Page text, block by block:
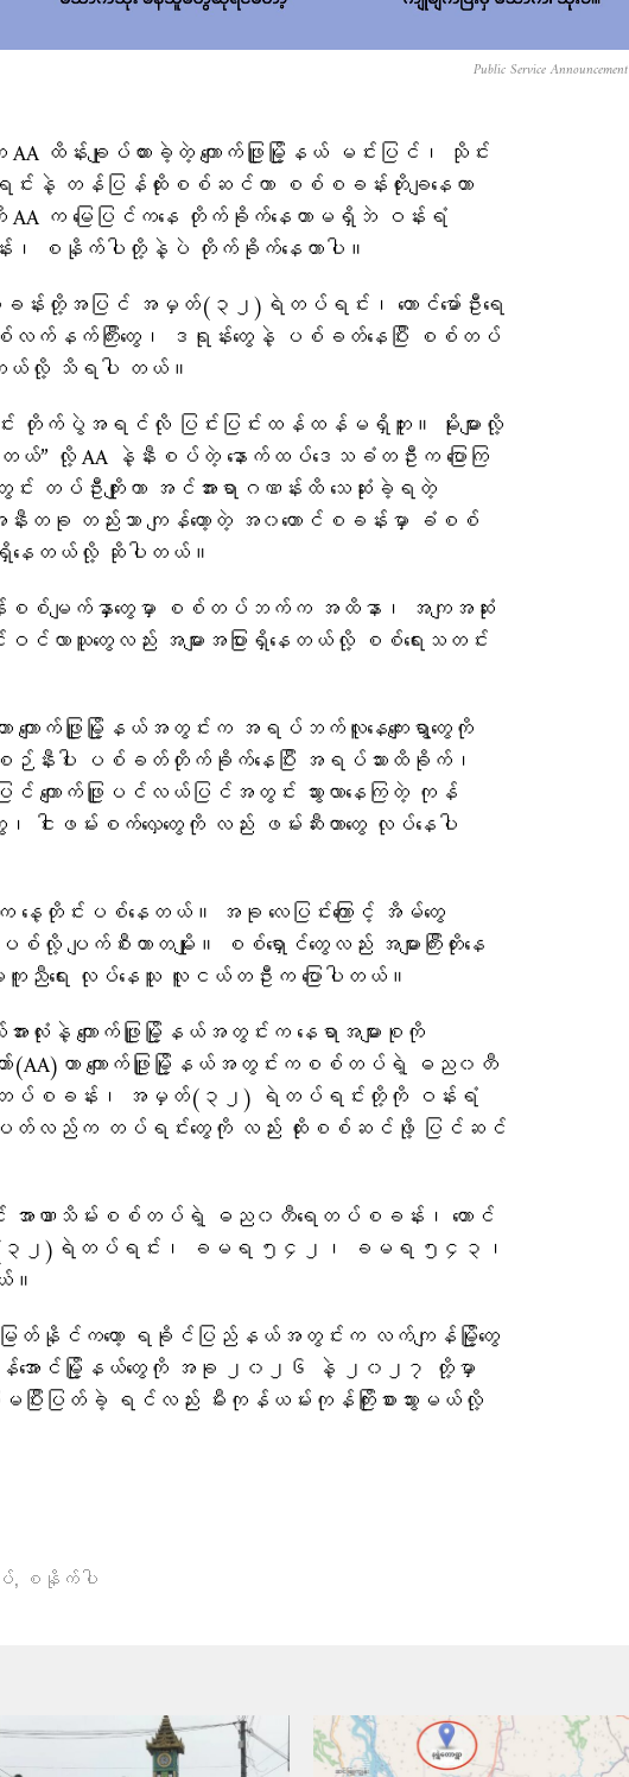
Public Service Announcement
ထိန်းချုပ်ထားခဲ့တဲ့ ကျောက်ဖြူမြို့နယ် မင်းပြင်၊ သိုင်း
းအရင်းနဲ့ တန်ပြန်ထိုးစစ်ဆင်ကာ စစ်စခန်းတိုးချနေတာ
က မြေပြင်ကနေ တိုက်ခိုက်နေတာမရှိဘဲ ဝန်းရံ
၊ စနိုက်ပါတို့နဲ့ပဲ တိုက်ခိုက်နေတာပါ။
းစခန်းတို့အပြင် အမှတ်(၃၂)ရဲတပ်ရင်း၊ တောင်မော်ဦးရေ
က်နက်ကြီးတွေ၊ ဒရုန်းတွေနဲ့ ပစ်ခတ်နေပြီး စစ်တပ်
ယ်လို့ သိရပါ တယ်။
င်း တိုက်ပွဲအရင်လို ပြင်းပြင်းထန်ထန်မရှိဘူး။ မိုးများလို့
ာ့ ရှိတယ်” လို့ AA နဲ့နီးစပ်တဲ့ နောက်ထပ်ဒေသခံတဦးက ပြောကြ
း တပ်ဦးကျိုးကာ အင်အားရာဂဏန်းထိ သေဆုံးခဲ့ရတဲ့
နီးတခု တည်းသာ ကျန်တော့တဲ့ အ၀တောင်စခန်းမှာ ခံစစ်
နေတယ်လို့ ဆိုပါတယ်။
းစစ်မျက်နှာတွေမှာ စစ်တပ်ဘက်က အထိနာ၊ အကျအဆုံး
လာသူတွေလည်း အများအပြားရှိနေတယ်လို့ စစ်ရေးသတင်း
ောက်ဖြူမြို့နယ်အတွင်းက အရပ်ဘက်လူနေကျေးရွာတွေကို
ေ့စဉ်နီးပါး ပစ်ခတ်တိုက်ခိုက်နေပြီး အရပ်သားထိခိုက်၊
ကျောက်ဖြူပင်လယ်ပြင်အတွင်း သွားလာနေကြတဲ့ ကုန်
းဖမ်းစက်လှေတွေကို လည်း ဖမ်းဆီးတာတွေ လုပ်နေပါ
တိုင်းပစ်နေတယ်။ အခု လေပြင်းကြောင့် အိမ်‌တွေ
ျက်စီးတာတမျိုး။ စစ်ရှောင်တွေလည်း အများကြီးတိုးနေ
ညီရေး လုပ်နေသူ လူငယ်တဦးက ပြောပါတယ်။
ားလုံးနဲ့ ကျောက်ဖြူမြို့နယ်အတွင်းက နေရာအများစုကို
ာ်(AA)ဟာ ကျောက်ဖြူမြို့နယ်အတွင်းကစစ်တပ်ရဲ့ ဓည၀တီ
ရေတပ်စခန်း၊ အမှတ်(၃၂) ရဲတပ်ရင်းတို့ကို ဝန်းရံ
ပတ်လည်က တပ်ရင်းတွေကို လည်း ထိုးစစ်ဆင်ဖို့ ပြင်ဆင်
း အာဏာသိမ်းစစ်တပ်ရဲ့ ဓည၀တီရေတပ်စခန်း၊ တောင်
တ်(၃၂)ရဲတပ်ရင်း၊ ခမရ ၅၄၂၊ ခမရ ၅၄၃၊
။
ြတ်နိုင်ကတော့ ရခိုင်ပြည်နယ်အတွင်းက လက်ကျန်မြို့တွေ
ာန်အောင်မြို့နယ်တွေကို အခု ၂၀၂၆ နဲ့ ၂၀၂၇ တို့မှာ
းမပြီးပြတ်ခဲ့ ရင်လည်း မီးကုန်ယမ်းကုန်ကြိုးစားသွားမယ်လို့
, စနိုက်ပါ